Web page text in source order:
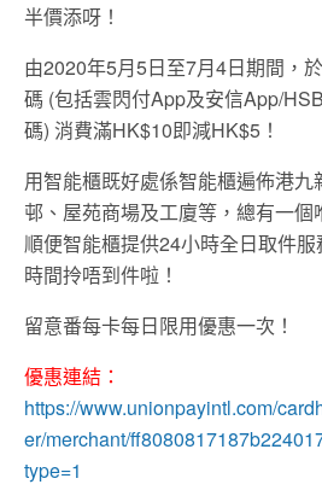
半價添呀！
由2020年5月5日至7月4日期間，
碼 (包括雲閃付App及安信App/
碼) 消費滿HK$10即減HK$5！
用智能櫃既好處係智能櫃遍佈港九
邨、屋苑商場及工廈等，總有一
順便智能櫃提供24小時全日取件
時間拎唔到件啦！
留意番每卡每日限用優惠一次！
優惠連結：
https://www.unionpayintl.com/
er/merchant/
type=1